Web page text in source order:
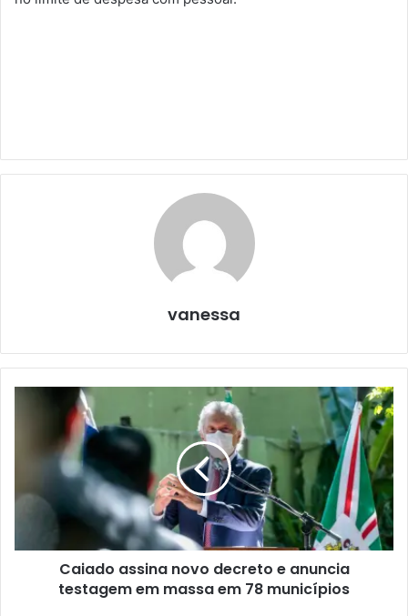
vanessa
Caiado assina novo decreto e anuncia
testagem em massa em 78 municípios